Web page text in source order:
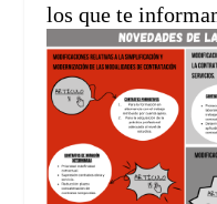
los que te